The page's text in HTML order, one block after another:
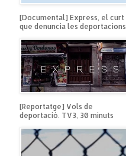
[Documental] Express, el curt
que denuncia les deportacions
[Reportatge] Vols de
deportació. TV3, 30 minuts